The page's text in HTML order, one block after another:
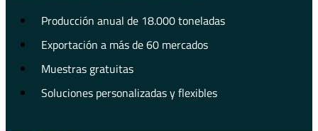
Producción anual de 18.000 toneladas
Exportación a más de 60 mercados
Muestras gratuitas
Soluciones personalizadas y flexibles